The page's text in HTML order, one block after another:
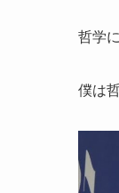
哲学
僕は